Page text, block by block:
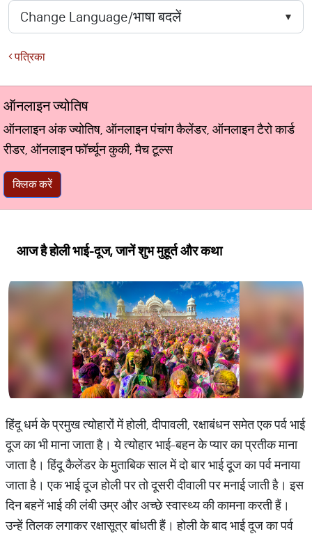
पत्रिका
ऑनलाइन ज्योतिष
ऑनलाइन अंक ज्योतिष, ऑनलाइन पंचांग कैलेंडर, ऑनलाइन टैरो कार्ड
रीडर, ऑनलाइन फॉर्च्यून कुकी, मैच टूल्स
क्लिक करें
आज है होली भाई-दूज, जानें शुभ मुहूर्त और कथा
हिंदू धर्म के प्रमुख त्योहारों में होली, दीपावली, रक्षाबंधन समेत एक पर्व भाई
दूज का भी माना जाता है। ये त्योहार भाई-बहन के प्यार का प्रतीक माना
जाता है। हिंदू कैलेंडर के मुताबिक साल में दो बार भाई दूज का पर्व मनाया
जाता है। एक भाई दूज होली पर तो दूसरी दीवाली पर मनाई जाती है। इस
दिन बहनें भाई की लंबी उम्र और अच्छे स्वास्थ्य की कामना करती हैं।
उन्हें तिलक लगाकर रक्षासूत्र बांधती हैं। होली के बाद भाई दूज का पर्व